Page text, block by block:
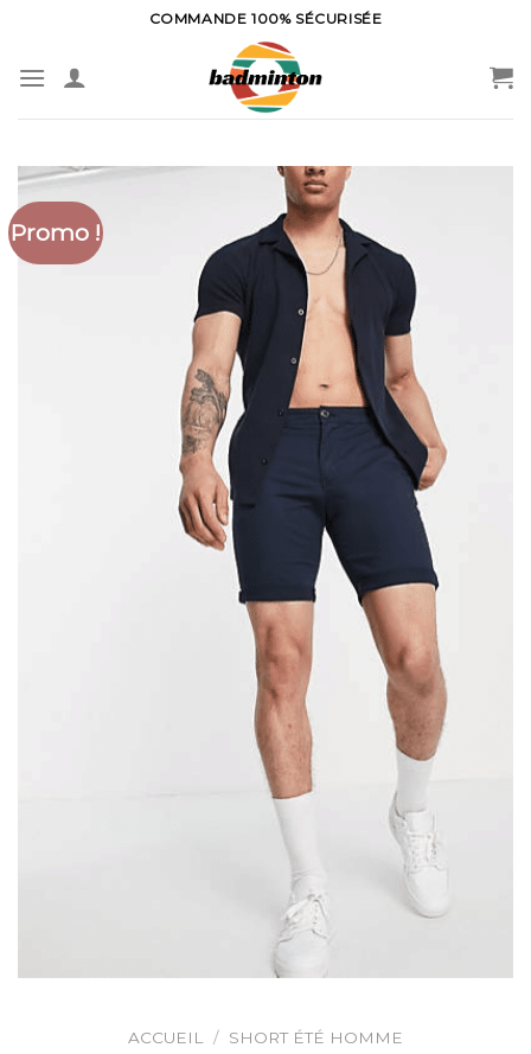
content
COMMANDE 100% SÉCURISÉE
Promo !
ACCUEIL / SHORT ÉTÉ HOMME